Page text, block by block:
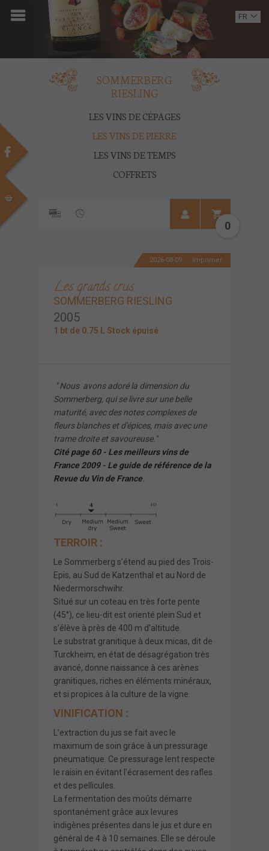
ACCUEIL
DOMAINE
VINS
MULTIMEDIA
CONTACT
FR
SOMMERBERG
RIESLING
LES VINS DE CÉPAGES
LES VINS DE PIERRE
LES VINS DE TEMPS
COFFRETS
0
2026-08-09 Imprimer
Les grands crus
SOMMERBERG RIESLING
2005
1 bt de 0.75 L Stock épuisé
" Nous avons adoré la dimension du
Sommerberg, qui se livre sur une belle
maturité, avec des notes complexes de
fleurs blanches et d'épices, mais avec une
trame droite et savoureuse."
Cité page 60 - Les meilleurs vins de
France 2009 - Le guide de référence de la
Revue du Vin de France
TERROIR :
Le Sommerberg s’étend au pied des Trois-
Epis, au Sud de Katzenthal et au Nord de
Niedermorschwihr.
Situé sur un coteau en très forte pente
(45°), ce lieu-dit est orienté plein Sud et
s’élève à près de 400 m d’altitude.
Le substrat granitique à deux micas, dit de
Turckheim, en état de désagrégation très
avancé, donne naissance à ces arènes
granitiques, riches en éléments minéraux,
et si propices à la culture de la vigne.
VINIFICATION :
L’extraction du jus se fait avec le
maximum de soin grâce à un pressurage
pneumatique. Ce pressurage lent respecte
le raisin en évitant l’écrasement des rafles
et des pellicules.
La fermentation des moûts démarre
spontanément grâce aux levures
indigènes présentes dans le jus et dure en
général de 4 à 10 semaines. Elle se déroule